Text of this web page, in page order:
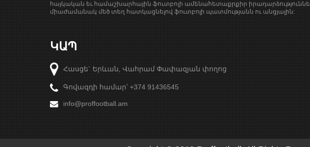
հայկական եւ համաշխարհային ֆուտբոլի ամենահետաքրքիր
միաժամանակ մեծ տեղ հատկացնելով ֆուտբոլի պատմությանն ու անցյալին:
ԿԱՊ
Հասցե` Երևան, Վահրամ Փափազյան փողոց
Գովազդի համար՝ +374 91436545
info@proffootball.am